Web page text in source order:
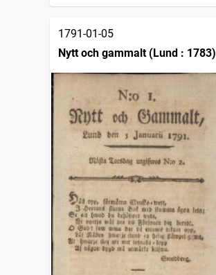
1791-01-05
Nytt och gammalt (Lund : 1783)